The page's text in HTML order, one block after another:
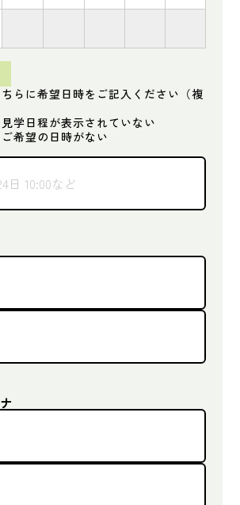
らに希望日時をご記入ください（複
見学日程が表示されていない
希望の日時がない